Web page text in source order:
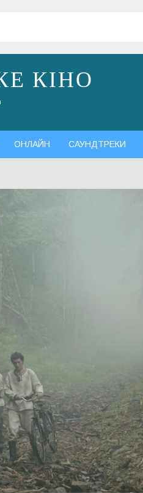
КІНО
ОНЛАЙН САУНДТРЕКИ